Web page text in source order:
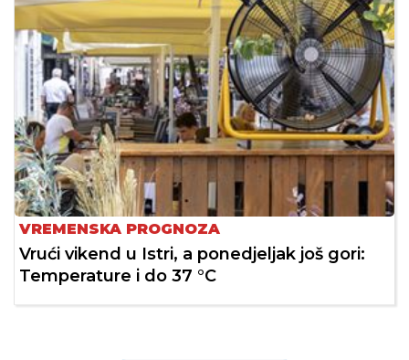
VREMENSKA PROGNOZA
Vrući vikend u Istri, a ponedjeljak još gori:
Temperature i do 37 °C